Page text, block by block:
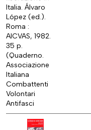
Italia. Álvaro
López (ed.).
Roma :
AICVAS, 1982.
35 p.
(Quaderno.
Associazione
Italiana
Combattenti
Volontari
Antifasci